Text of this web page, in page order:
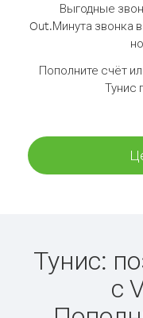
Выгодные
Out.Минута звонка
Пополните счёт
Тунис
Тунис:
с